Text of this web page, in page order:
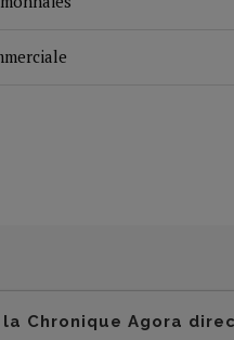
la Chronique Agora